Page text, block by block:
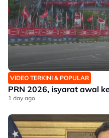
VIDEO TERKINI & POPULAR
PRN 2026, isyarat awal
1 day ago